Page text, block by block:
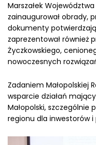
Marszałek Województwa
zainaugurował obrady,
dokumenty
zaprezentował również
Życzkowskiego,
nowoczesnych
Zadaniem Małopolskiej
wsparcie działań
Małopolski, szczególnie
regionu dla inwestorów i